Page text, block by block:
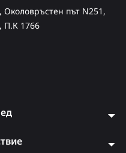
път N251,
П.К 1766